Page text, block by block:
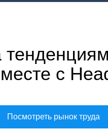
с
Посмотреть рынок труда